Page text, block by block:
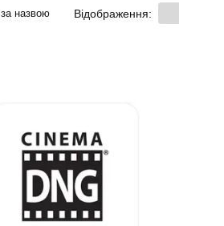
за назвою Відображення: